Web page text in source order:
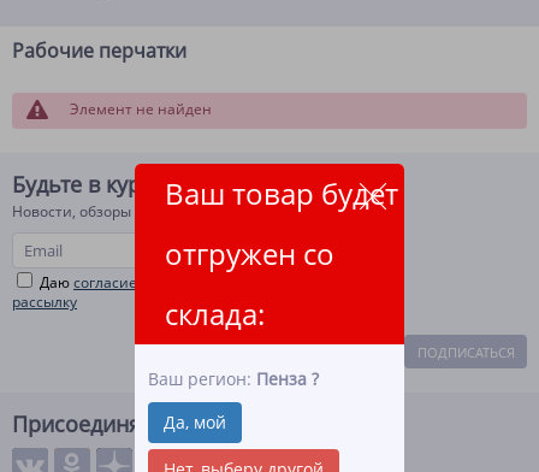
Ваш товар будет
отгружен со
склада:
Ваш регион: Пенза ?
Да, мой
Рабочие перчатки
Элемент не найден
Будьте в курсе!
Новости, обзоры и акции
Даюсогласие на рекламную и информационную
рассылку
ПОДПИСАТЬСЯ
Присоединяйтесь